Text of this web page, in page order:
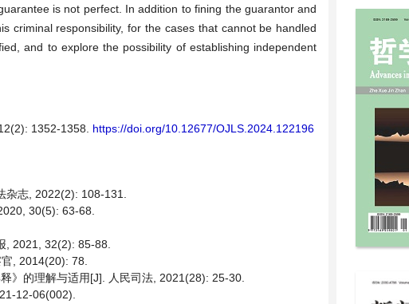
is not perfect. In addition to fining the guarantor and
criminal responsibility, for the cases that cannot be handled
and to explore the possibility of establishing independent
1352-1358. https://doi.org/10.12677/OJLS.2024.122196
志, 2022(2): 108-131.
30(5): 63-68.
, 2021, 32(2): 85-88.
, 2014(20): 78.
》的理解与适用[J]. 人民司法, 2021(28): 25-30.
12-06(002).